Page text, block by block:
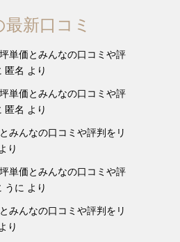
新口コミ
単価とみんなの口コミや評
匿名 より
単価とみんなの口コミや評
匿名 より
みんなの口コミや評判をリ
り
単価とみんなの口コミや評
うに より
みんなの口コミや評判をリ
り